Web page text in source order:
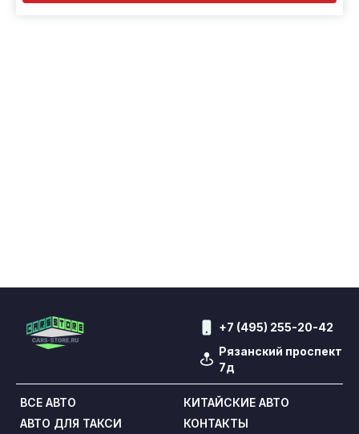
+7 (495) 255-20-42
Рязанский проспект
7д
ВСЕ АВТО
КИТАЙСКИЕ АВТО
АВТО ДЛЯ ТАКСИ
КОНТАКТЫ